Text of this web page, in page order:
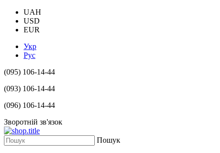
UAH
USD
EUR
Укр
Рус
(095) 106-14-44
(093) 106-14-44
(096) 106-14-44
Зворотній зв'язок
Пошук